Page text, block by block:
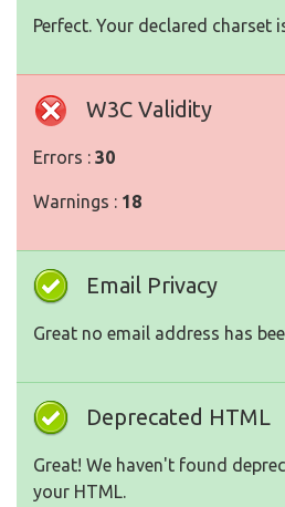
Perfect. Your declared charset
W3C Validity
Errors : 30
Warnings : 18
Email Privacy
Great no email address has
Deprecated HTML
Great! We haven't found
your HTML.